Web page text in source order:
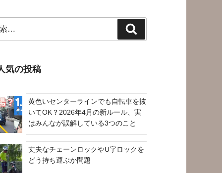
索
気の投稿
黄色いセンターラインでも自転車を抜
いてOK？2026年4月の新ルール、実
はみんなが誤解している3つのこと
丈夫なチェーンロックやU字ロックを
どう持ち運ぶか問題